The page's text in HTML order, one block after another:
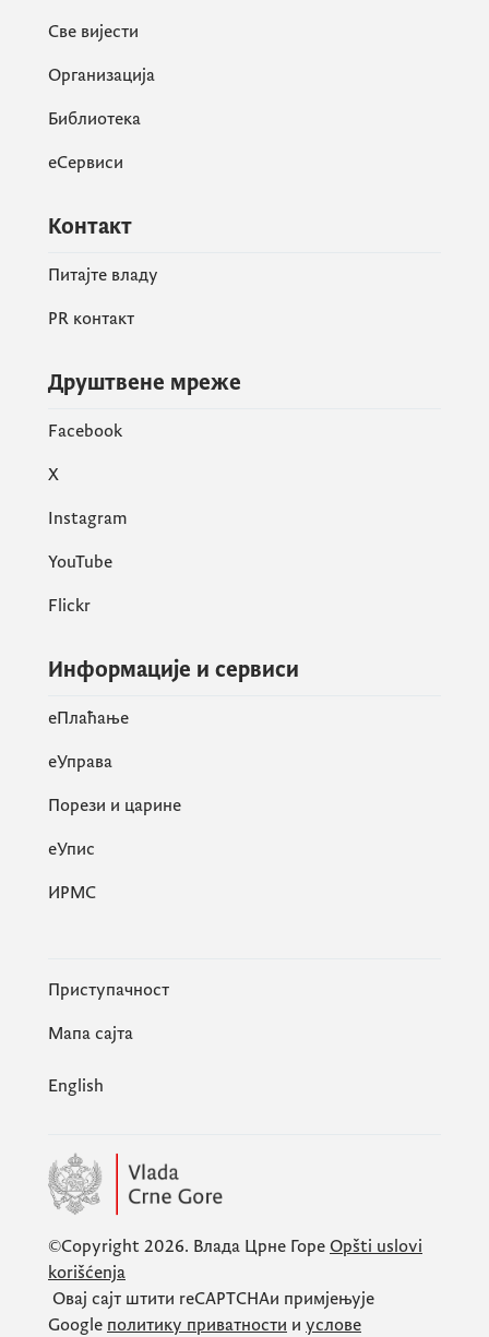
Све вијести
Организација
Библиотека
еСервиси
Контакт
Питајте владу
PR контакт
Друштвене мреже
Facebook
X
Instagram
YouTube
Flickr
Информације и сервиси
eПлаћање
еУправа
Порези и царине
eУпис
ИРМС
Приступачност
Мапа сајта
English
©Copyright 2026. Влада Црне Горе Opšti uslovi
korišćenja
Овај сајт штити reCAPTCHAи примјењује
Google политику приватности и услове